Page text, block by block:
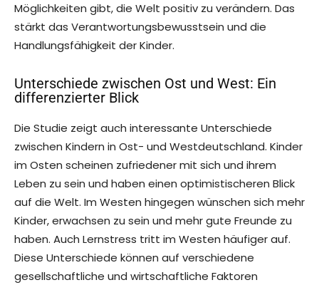
Möglichkeiten gibt, die Welt positiv zu verändern. Das
stärkt das Verantwortungsbewusstsein und die
Handlungsfähigkeit der Kinder.
Unterschiede zwischen Ost und West: Ein
differenzierter Blick
Die Studie zeigt auch interessante Unterschiede
zwischen Kindern in Ost- und Westdeutschland. Kinder
im Osten scheinen zufriedener mit sich und ihrem
Leben zu sein und haben einen optimistischeren Blick
auf die Welt. Im Westen hingegen wünschen sich mehr
Kinder, erwachsen zu sein und mehr gute Freunde zu
haben. Auch Lernstress tritt im Westen häufiger auf.
Diese Unterschiede können auf verschiedene
gesellschaftliche und wirtschaftliche Faktoren